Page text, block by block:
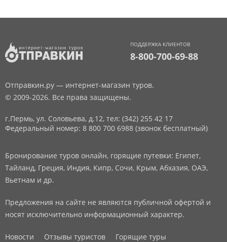
ПОДДЕРЖКА КЛИЕНТОВ
8-800-700-69-88
Отправкин.ру — интернет-магазин туров.
© 2009-2026. Все права защищены.
г.Пермь, ул. Соловьева, д.12, тел: (342) 255 42 17
Федеральный номер: 8 800 700 6988 (звонок бесплатный)
Бронирование туров онлайн, горящие путевки: Египет,
Тайланд, Греция, Индия, Кипр, Сочи, Крым, Абхазия, ОАЭ,
Вьетнам и др.
Предложения на сайте не являются публичной офертой и
носят исключительно информационный характер.
Новости Отзывы туристов
Горящие туры